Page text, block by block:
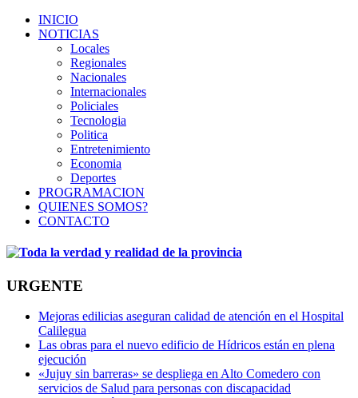
INICIO
NOTICIAS
Locales
Regionales
Nacionales
Internacionales
Policiales
Tecnologia
Politica
Entretenimiento
Economia
Deportes
PROGRAMACION
QUIENES SOMOS?
CONTACTO
URGENTE
Mejoras edilicias aseguran calidad de atención en el Hospital
Calilegua
Las obras para el nuevo edificio de Hídricos están en plena
ejecución
«Jujuy sin barreras» se despliega en Alto Comedero con
servicios de Salud para personas con discapacidad